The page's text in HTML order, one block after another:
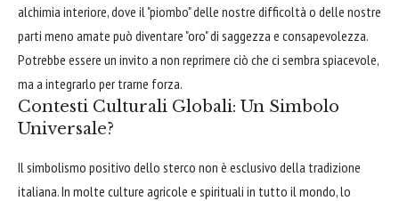
alchimia interiore, dove il "piombo" delle nostre difficoltà o delle nostre
parti meno amate può diventare "oro" di saggezza e consapevolezza.
Potrebbe essere un invito a non reprimere ciò che ci sembra spiacevole,
ma a integrarlo per trarne forza.
Contesti Culturali Globali: Un Simbolo
Universale?
Il simbolismo positivo dello sterco non è esclusivo della tradizione
italiana. In molte culture agricole e spirituali in tutto il mondo, lo